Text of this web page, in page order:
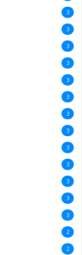
3
3
3
3
3
3
3
3
3
3
3
3
3
2
2